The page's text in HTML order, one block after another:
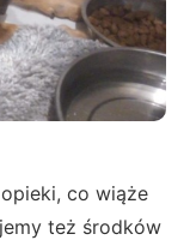
co wiąże
też środków